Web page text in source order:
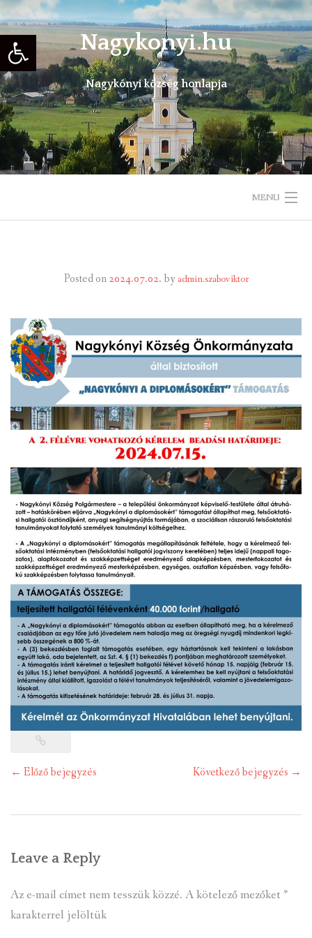
Eszköztár megnyitása
Skip
to
content
Nagykonyi.hu
Nagykónyi község honlapja
MENU
TELEPÜLÉSÜNKRŐL
INTÉZMÉNYEK
INFORMÁCIÓK
GALÉRIA
KAPCSOLAT
LETÖLTHETŐ NYOMTATVÁNYOK
VÁLASZTÁS 2026
TELEPÜLÉSIKÉPVISELŐI VAGYONNYILATKOZATOK – 2026.
ÉV
ROMA NEMZETISÉGI ÖNKORMÁNYZATI KÉPVISELŐK
VAGYONNYILATKOZATA – 2026. ÉV
Posted on2024.07.02.by admin.szaboviktor
Post
← Előző bejegyzés Következő bejegyzés →
Leave a Reply
Az e-mail címet nem tesszük közzé. A kötelező mezőket *
karakterrel jelöltük